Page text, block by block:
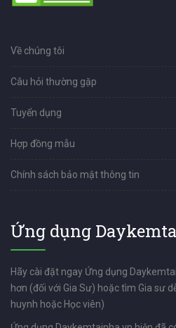
Về chúng tôi
Câu hỏi thường gặp
Tuyển dụng
Hợp đồng mẫu
Chính sách bảo mật thông tin
Ứng dụng
Hãy cài đặt ngay Ứng dụng
hơn (đối với Gia Sư) hoặc tìm Gia sư
huynh hoặc Học viên)